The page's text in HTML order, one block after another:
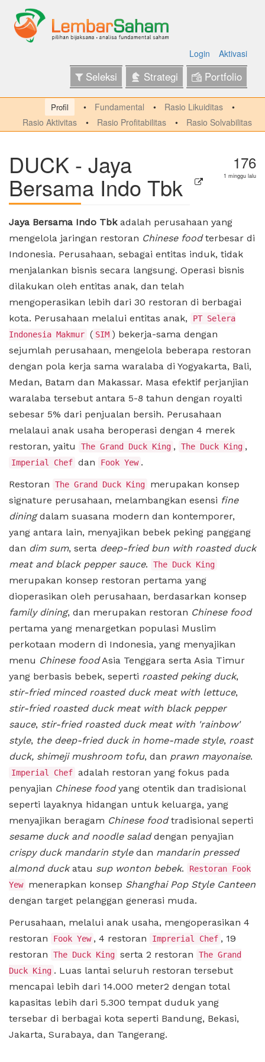
Login Aktivasi
Seleksi Strategi Portfolio
Profil Fundamental
Rasio Likuiditas
Rasio Aktivitas
Rasio Profitabilitas Rasio Solvabilitas
DUCK - Jaya
Bersama Indo Tbk
176
1 minggu lalu
Jaya Bersama Indo Tbkadalah perusahaan yang
mengelola jaringan restoran Chinese foodterbesar di
Indonesia. Perusahaan, sebagai entitas induk, tidak
menjalankan bisnis secara langsung. Operasi bisnis
dilakukan oleh entitas anak, dan telah
mengoperasikan lebih dari 30 restoran di berbagai
kota. Perusahaan melalui entitas anak,
PT Selera
Indonesia Makmur ( SIM ) bekerja-sama dengan
sejumlah perusahaan, mengelola beberapa restoran
dengan pola kerja sama waralaba di Yogyakarta, Bali,
Medan, Batam dan Makassar. Masa efektif perjanjian
waralaba tersebut antara 5-8 tahun dengan royalti
sebesar 5% dari penjualan bersih. Perusahaan
melalaui anak usaha beroperasi dengan 4 merek
restoran, yaitu
The Grand Duck King , The Duck King ,
Imperial Chef dan Fook Yew .
Restoran
The Grand Duck King
merupakan konsep
signature perusahaan, melambangkan esensi fine
diningdalam suasana modern dan kontemporer,
yang antara lain, menyajikan bebek peking panggang
dan dim sum, serta deep-fried bun with roasted duck
meat and black pepper sauce. The Duck King
merupakan konsep restoran pertama yang
dioperasikan oleh perusahaan, berdasarkan konsep
family dining, dan merupakan restoran Chinese food
pertama yang menargetkan populasi Muslim
perkotaan modern di Indonesia, yang menyajikan
menu Chinese foodAsia Tenggara serta Asia Timur
yang berbasis bebek, seperti roasted peking duck,
stir-fried minced roasted duck meat with lettuce,
stir-fried roasted duck meat with black pepper
sauce, stir-fried roasted duck meat with 'rainbow'
style, the deep-fried duck in home-made style, roast
duck, shimeji mushroom tofu, dan prawn mayonaise.
Imperial Chef adalah restoran yang fokus pada
penyajian Chinese foodyang otentik dan tradisional
seperti layaknya hidangan untuk keluarga, yang
menyajikan beragam Chinese foodtradisional seperti
sesame duck and noodle saladdengan penyajian
crispy duck mandarin styledan mandarin pressed
almond duckatau sup wonton bebek.
Restoran Fook
Yew
menerapkan konsep Shanghai Pop Style Canteen
dengan target pelanggan generasi muda.
Perusahaan, melalui anak usaha, mengoperasikan 4
restoran
Fook Yew , 4 restoran Imprerial Chef , 19
restoran
The Duck King serta 2 restoran
The Grand
Duck King . Luas lantai seluruh restoran tersebut
mencapai lebih dari 14.000 meter2 dengan total
kapasitas lebih dari 5.300 tempat duduk yang
tersebar di berbagai kota seperti Bandung, Bekasi,
Jakarta, Surabaya, dan Tangerang.